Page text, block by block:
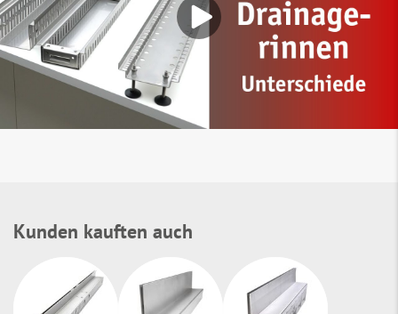
Kunden kauften auch